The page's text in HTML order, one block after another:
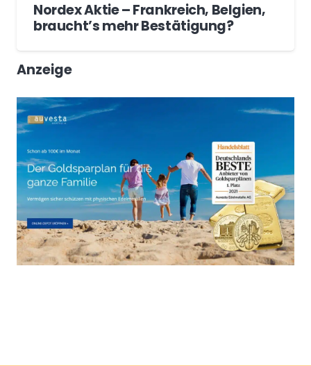
Nordex Aktie – Frankreich, Belgien,
braucht’s mehr Bestätigung?
Anzeige